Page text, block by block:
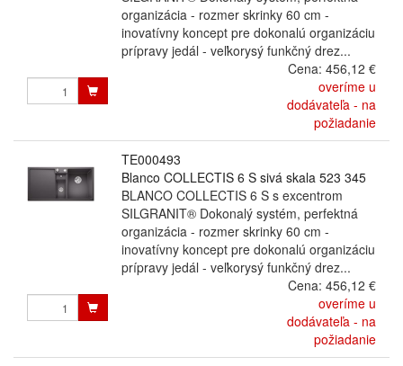
organizácia - rozmer skrinky 60 cm -
inovatívny koncept pre dokonalú organizáciu
prípravy jedál - veľkorysý funkčný drez...
Cena: 456,12 €
overíme u
dodávateľa - na
požiadanie
TE000493
Blanco COLLECTIS 6 S sivá skala 523 345
BLANCO COLLECTIS 6 S s excentrom
SILGRANIT® Dokonalý systém, perfektná
organizácia - rozmer skrinky 60 cm -
inovatívny koncept pre dokonalú organizáciu
prípravy jedál - veľkorysý funkčný drez...
Cena: 456,12 €
overíme u
dodávateľa - na
požiadanie